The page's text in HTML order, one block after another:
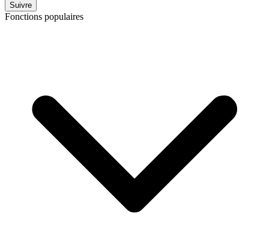
Suivre
Fonctions populaires